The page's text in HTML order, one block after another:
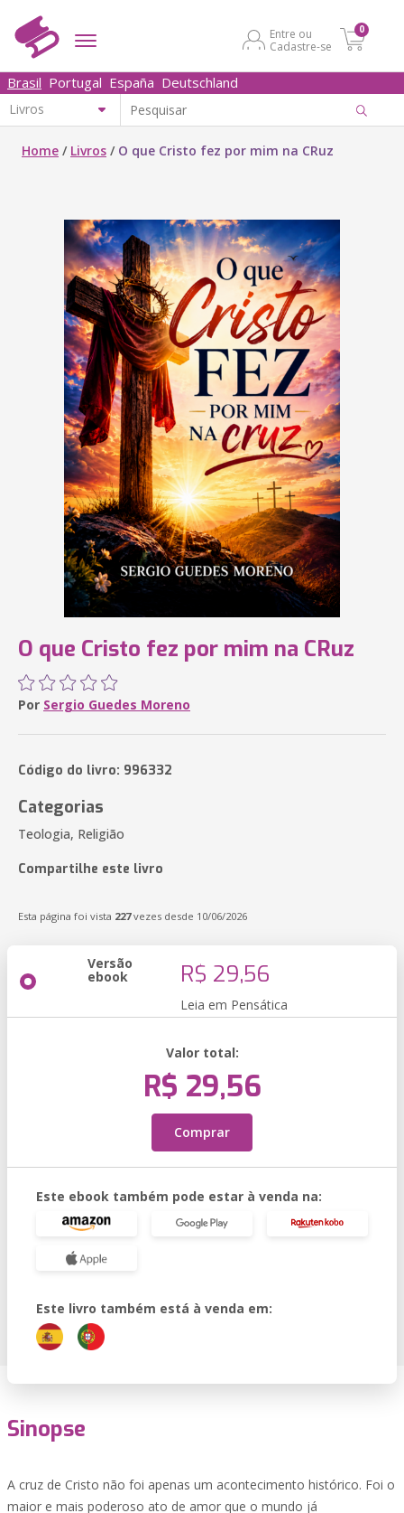
Entre ou
Cadastre-se
0
Brasil Portugal España Deutschland
Home / Livros / O que Cristo fez por mim na CRuz
O que Cristo fez por mim na CRuz
Por Sergio Guedes Moreno
Código do livro: 996332
Categorias
Teologia, Religião
Compartilhe este livro
Esta página foi vista 227vezes desde 10/06/2026
Versão
ebook R$ 29,56
Leia em Pensática
Valor total:
R$ 29,56
Comprar
Este ebook também pode estar à venda na:
Este livro também está à venda em:
Sinopse
A cruz de Cristo não foi apenas um acontecimento histórico. Foi o
maior e mais poderoso ato de amor que o mundo já